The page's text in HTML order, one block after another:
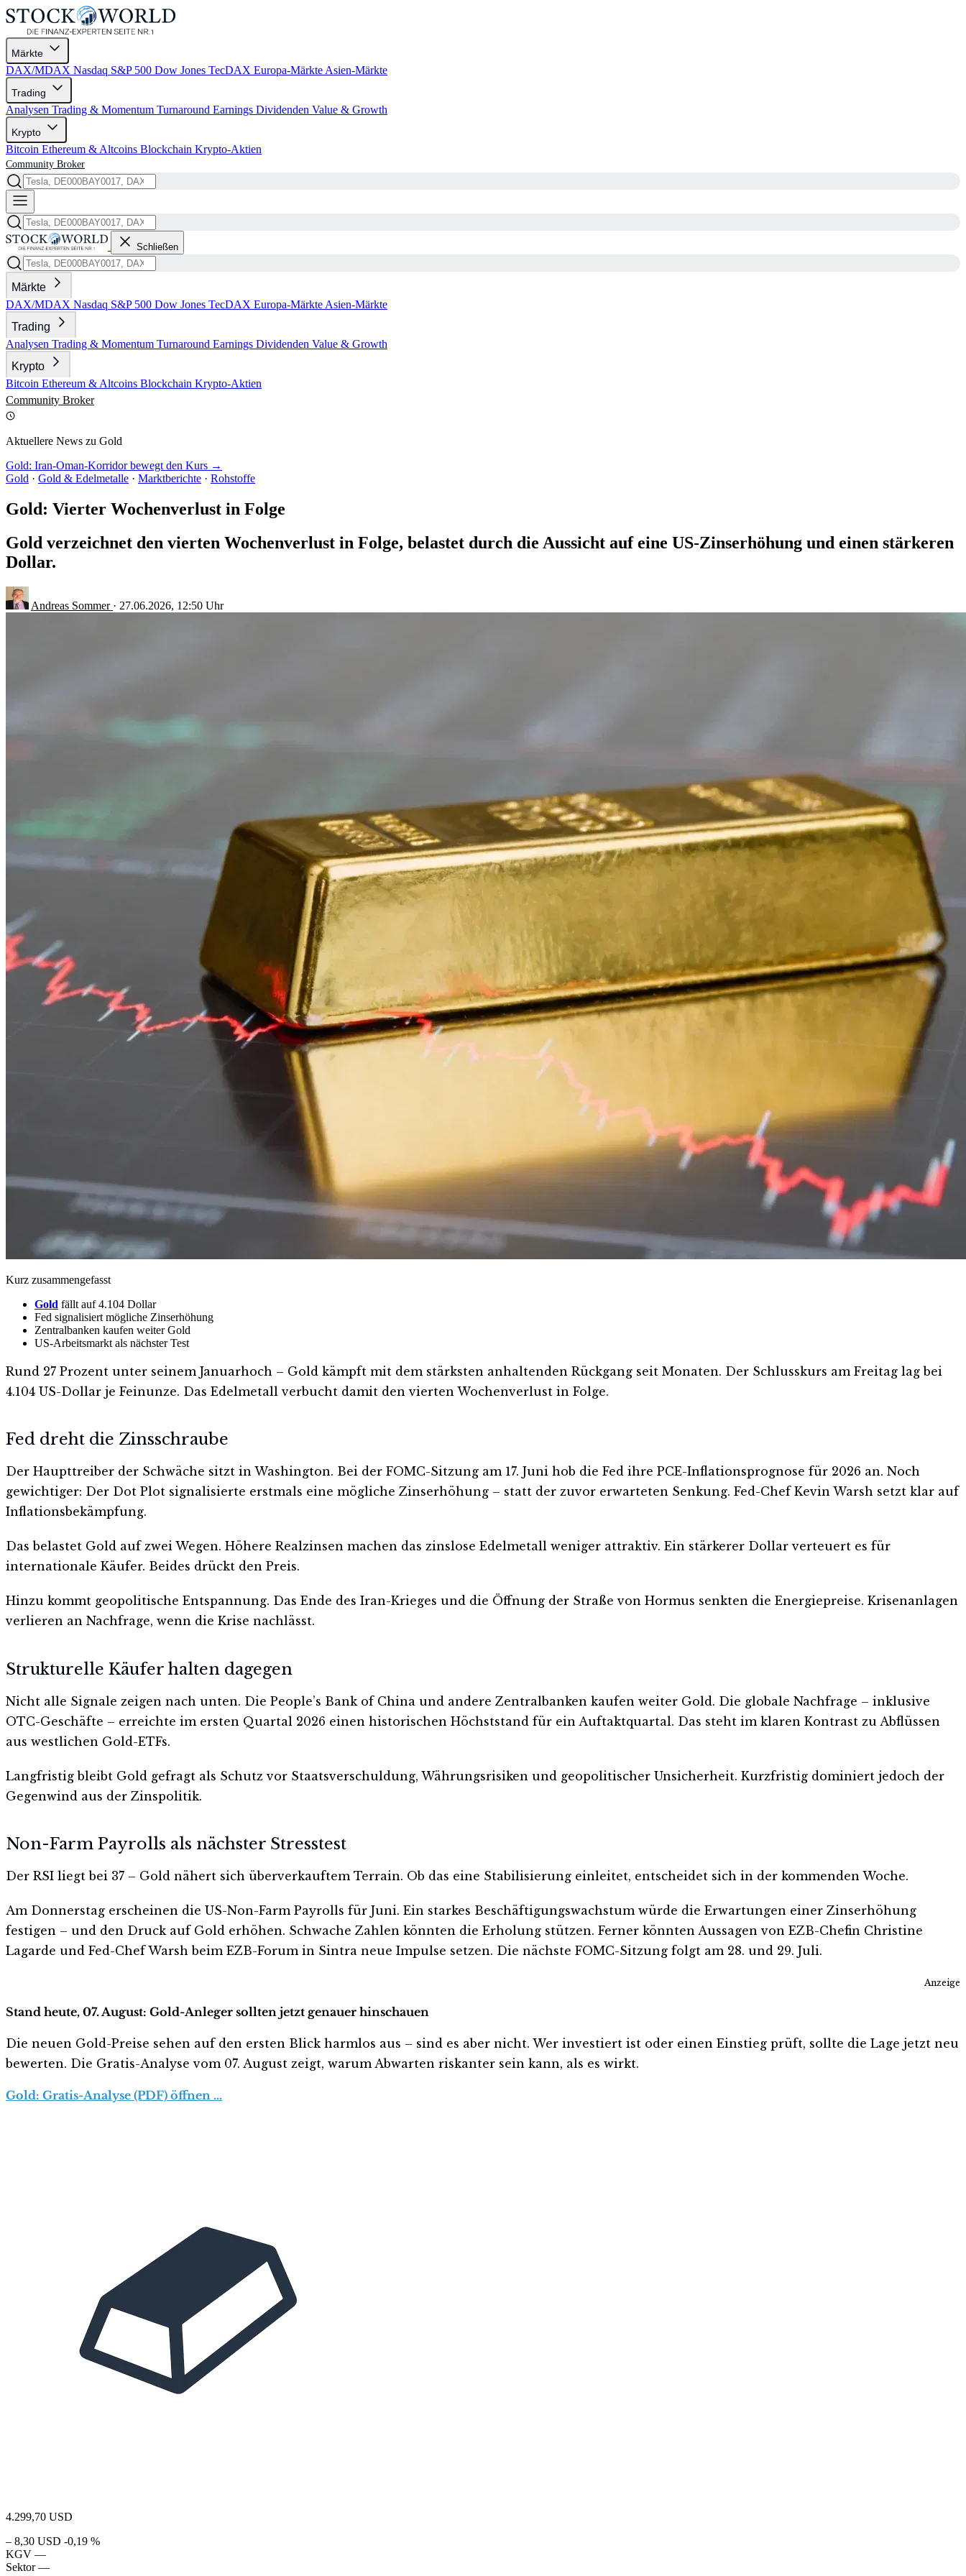
Märkte
DAX/MDAX Nasdaq S&P 500 Dow Jones TecDAX Europa-Märkte Asien-Märkte
Trading
Analysen Trading & Momentum Turnaround Earnings Dividenden Value & Growth
Krypto
Bitcoin Ethereum & Altcoins Blockchain Krypto-Aktien
Community Broker
Schließen
Märkte
DAX/MDAX Nasdaq S&P 500 Dow Jones TecDAX Europa-Märkte Asien-Märkte
Trading
Analysen Trading & Momentum Turnaround Earnings Dividenden Value & Growth
Krypto
Bitcoin Ethereum & Altcoins Blockchain Krypto-Aktien
Community Broker
Aktuellere News zu Gold
Gold: Iran-Oman-Korridor bewegt den Kurs →
Gold · Gold & Edelmetalle · Marktberichte · Rohstoffe
Gold: Vierter Wochenverlust in Folge
Gold verzeichnet den vierten Wochenverlust in Folge, belastet durch die Aussicht auf eine US-Zinserhöhung und einen stärkeren
Dollar.
Andreas Sommer · 27.06.2026, 12:50 Uhr
Kurz zusammengefasst
Gold fällt auf 4.104 Dollar
Fed signalisiert mögliche Zinserhöhung
Zentralbanken kaufen weiter Gold
US-Arbeitsmarkt als nächster Test
Rund 27 Prozent unter seinem Januarhoch – Gold kämpft mit dem stärksten anhaltenden Rückgang seit Monaten. Der Schlusskurs am Freitag lag bei
4.104 US-Dollar je Feinunze. Das Edelmetall verbucht damit den vierten Wochenverlust in Folge.
Fed dreht die Zinsschraube
Der Haupttreiber der Schwäche sitzt in Washington. Bei der FOMC-Sitzung am 17. Juni hob die Fed ihre PCE-Inflationsprognose für 2026 an. Noch
gewichtiger: Der Dot Plot signalisierte erstmals eine mögliche Zinserhöhung – statt der zuvor erwarteten Senkung. Fed-Chef Kevin Warsh setzt klar auf
Inflationsbekämpfung.
Das belastet Gold auf zwei Wegen. Höhere Realzinsen machen das zinslose Edelmetall weniger attraktiv. Ein stärkerer Dollar verteuert es für
internationale Käufer. Beides drückt den Preis.
Hinzu kommt geopolitische Entspannung. Das Ende des Iran-Krieges und die Öffnung der Straße von Hormus senkten die Energiepreise. Krisenanlagen
verlieren an Nachfrage, wenn die Krise nachlässt.
Strukturelle Käufer halten dagegen
Nicht alle Signale zeigen nach unten. Die People’s Bank of China und andere Zentralbanken kaufen weiter Gold. Die globale Nachfrage – inklusive
OTC-Geschäfte – erreichte im ersten Quartal 2026 einen historischen Höchststand für ein Auftaktquartal. Das steht im klaren Kontrast zu Abflüssen
aus westlichen Gold-ETFs.
Langfristig bleibt Gold gefragt als Schutz vor Staatsverschuldung, Währungsrisiken und geopolitischer Unsicherheit. Kurzfristig dominiert jedoch der
Gegenwind aus der Zinspolitik.
Non-Farm Payrolls als nächster Stresstest
Der RSI liegt bei 37 – Gold nähert sich überverkauftem Terrain. Ob das eine Stabilisierung einleitet, entscheidet sich in der kommenden Woche.
Am Donnerstag erscheinen die US-Non-Farm Payrolls für Juni. Ein starkes Beschäftigungswachstum würde die Erwartungen einer Zinserhöhung
festigen – und den Druck auf Gold erhöhen. Schwache Zahlen könnten die Erholung stützen. Ferner könnten Aussagen von EZB-Chefin Christine
Lagarde und Fed-Chef Warsh beim EZB-Forum in Sintra neue Impulse setzen. Die nächste FOMC-Sitzung folgt am 28. und 29. Juli.
Anzeige
Stand heute, 07. August: Gold-Anleger sollten jetzt genauer hinschauen
Die neuen Gold-Preise sehen auf den ersten Blick harmlos aus – sind es aber nicht. Wer investiert ist oder einen Einstieg prüft, sollte die Lage jetzt neu
bewerten. Die Gratis-Analyse vom 07. August zeigt, warum Abwarten riskanter sein kann, als es wirkt.
Gold: Gratis-Analyse (PDF) öffnen …
4.299,70 USD
– 8,30 USD -0,19 %
KGV —
Sektor —